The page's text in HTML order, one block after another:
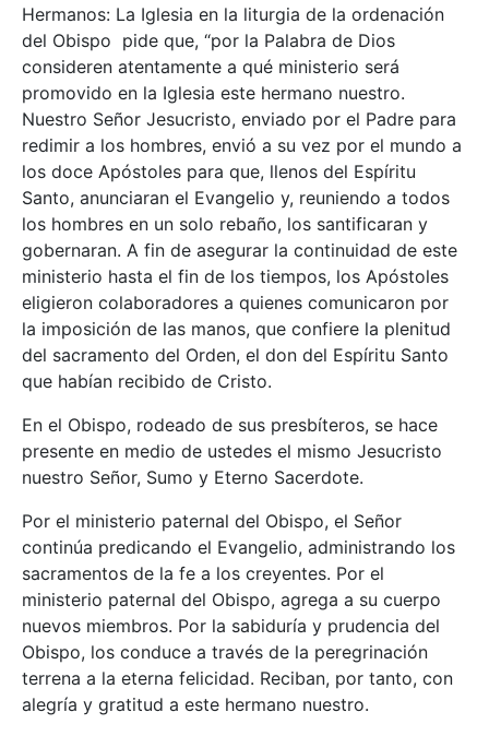
Hermanos: La Iglesia en la liturgia de la ordenación
del Obispo pide que, “por la Palabra de Dios
consideren atentamente a qué ministerio será
promovido en la Iglesia este hermano nuestro.
Nuestro Señor Jesucristo, enviado por el Padre para
redimir a los hombres, envió a su vez por el mundo a
los doce Apóstoles para que, llenos del Espíritu
Santo, anunciaran el Evangelio y, reuniendo a todos
los hombres en un solo rebaño, los santificaran y
gobernaran. A fin de asegurar la continuidad de este
ministerio hasta el fin de los tiempos, los Apóstoles
eligieron colaboradores a quienes comunicaron por
la imposición de las manos, que confiere la plenitud
del sacramento del Orden, el don del Espíritu Santo
que habían recibido de Cristo.
En el Obispo, rodeado de sus presbíteros, se hace
presente en medio de ustedes el mismo Jesucristo
nuestro Señor, Sumo y Eterno Sacerdote.
Por el ministerio paternal del Obispo, el Señor
continúa predicando el Evangelio, administrando los
sacramentos de la fe a los creyentes. Por el
ministerio paternal del Obispo, agrega a su cuerpo
nuevos miembros. Por la sabiduría y prudencia del
Obispo, los conduce a través de la peregrinación
terrena a la eterna felicidad. Reciban, por tanto, con
alegría y gratitud a este hermano nuestro.